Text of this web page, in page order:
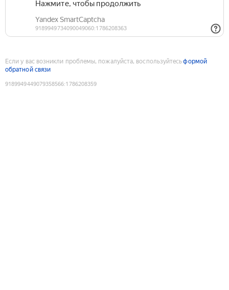
Если у вас возникли проблемы, пожалуйста, воспользуйтесьформой
обратной связи
9189949449079358566:1786208359